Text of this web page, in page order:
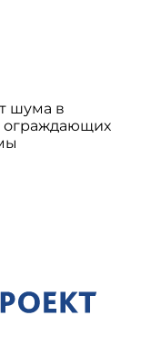
шума в
ограждающих